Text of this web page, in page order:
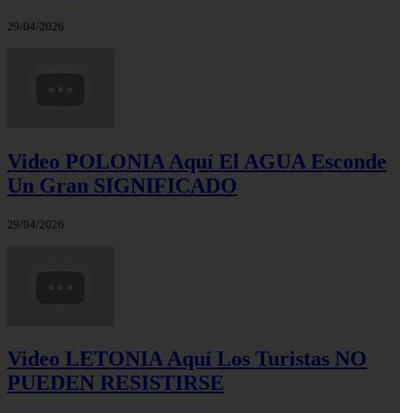
29/04/2026
Video POLONIA Aquí El AGUA Esconde
Un Gran SIGNIFICADO
29/04/2026
Video LETONIA Aquí Los Turistas NO
PUEDEN RESISTIRSE